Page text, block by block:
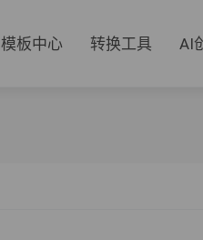
模板中心 转换工具 AI